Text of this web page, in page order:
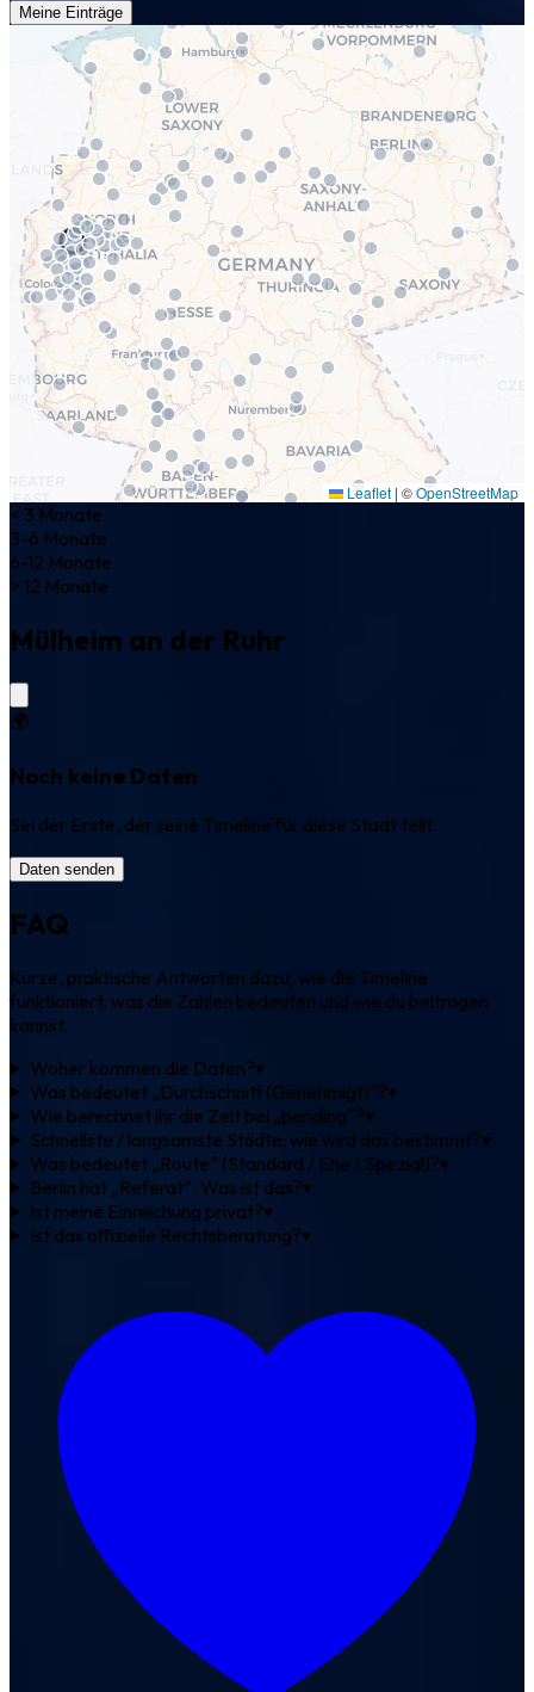
Meine Einträge
Leaflet | ©OpenStreetMap
< 3 Monate
3-6 Monate
6-12 Monate
> 12 Monate
Mülheim an der Ruhr
🌍
Noch keine Daten
Sei der Erste, der seine Timeline für diese Stadt teilt.
Daten senden
FAQ
Kurze, praktische Antworten dazu, wie die Timeline
funktioniert, was die Zahlen bedeuten und wie du beitragen
kannst.
Woher kommen die Daten?▾
Was bedeutet „Durchschnitt (Genehmigt)“?▾
Wie berechnet ihr die Zeit bei „pending“?▾
Schnellste / langsamste Städte: wie wird das bestimmt?▾
Was bedeutet „Route“ (Standard / Ehe / Spezial)?▾
Berlin hat „Referat“. Was ist das?▾
Ist meine Einreichung privat?▾
Ist das offizielle Rechtsberatung?▾